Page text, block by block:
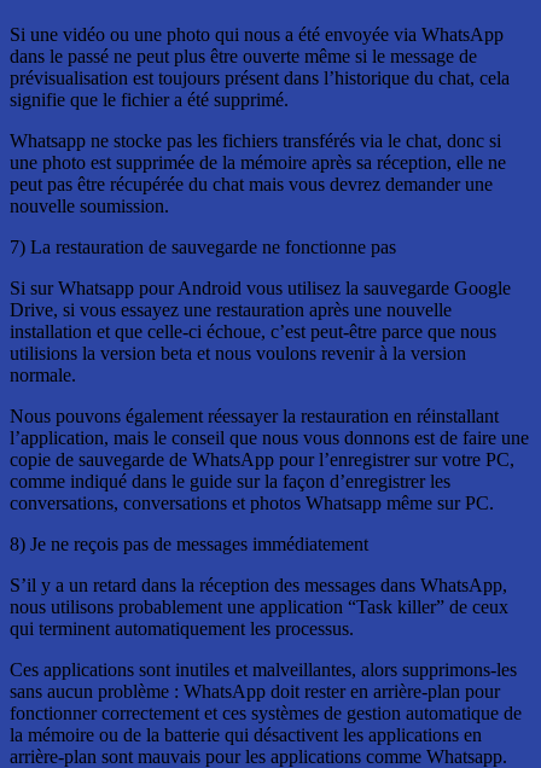
Si une vidéo ou une photo qui nous a été envoyée via WhatsApp
dans le passé ne peut plus être ouverte même si le message de
prévisualisation est toujours présent dans l’historique du chat, cela
signifie que le fichier a été supprimé.
Whatsapp ne stocke pas les fichiers transférés via le chat, donc si
une photo est supprimée de la mémoire après sa réception, elle ne
peut pas être récupérée du chat mais vous devrez demander une
nouvelle soumission.
7) La restauration de sauvegarde ne fonctionne pas
Si sur Whatsapp pour Android vous utilisez la sauvegarde Google
Drive, si vous essayez une restauration après une nouvelle
installation et que celle-ci échoue, c’est peut-être parce que nous
utilisions la version beta et nous voulons revenir à la version
normale.
Nous pouvons également réessayer la restauration en réinstallant
l’application, mais le conseil que nous vous donnons est de faire une
copie de sauvegarde de WhatsApp pour l’enregistrer sur votre PC,
comme indiqué dans le guide sur la façon d’enregistrer les
conversations, conversations et photos Whatsapp même sur PC.
8) Je ne reçois pas de messages immédiatement
S’il y a un retard dans la réception des messages dans WhatsApp,
nous utilisons probablement une application “Task killer” de ceux
qui terminent automatiquement les processus.
Ces applications sont inutiles et malveillantes, alors supprimons-les
sans aucun problème : WhatsApp doit rester en arrière-plan pour
fonctionner correctement et ces systèmes de gestion automatique de
la mémoire ou de la batterie qui désactivent les applications en
arrière-plan sont mauvais pour les applications comme Whatsapp.